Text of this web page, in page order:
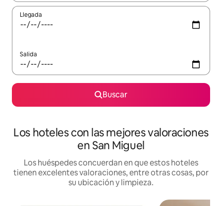
Llegada
Salida
Buscar
Los hoteles con las mejores valoraciones
en San Miguel
Los huéspedes concuerdan en que estos hoteles
tienen excelentes valoraciones, entre otras cosas, por
su ubicación y limpieza.